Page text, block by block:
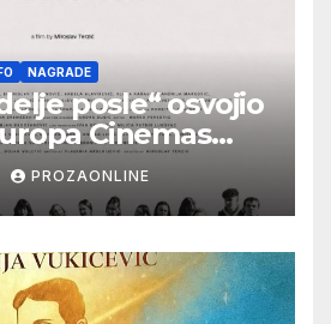
NAGRADE
posle“ osvojio
Cinemas
festivalu
Varima
PROZAONLINE